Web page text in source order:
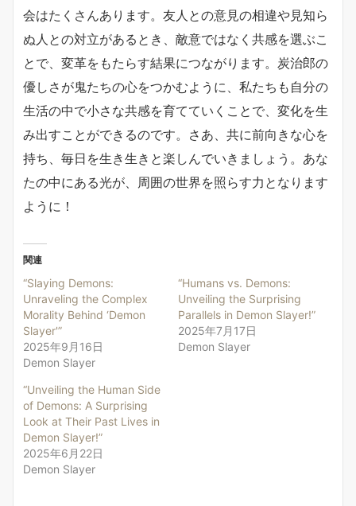
会はたくさんあります。友人との意見の相違や見知ら
ぬ人との対立があるとき、敵意ではなく共感を選ぶこ
とで、変革をもたらす結果につながります。炭治郎の
優しさが鬼たちの心をつかむように、私たちも自分の
生活の中で小さな共感を育てていくことで、変化を生
み出すことができるのです。さあ、共に前向きな心を
持ち、毎日を生き生きと楽しんでいきましょう。あな
たの中にある光が、周囲の世界を照らす力となります
ように！
関連
“Slaying Demons:
Unraveling the Complex
Morality Behind ‘Demon
Slayer'”
2025年9月16日
Demon Slayer
“Humans vs. Demons:
Unveiling the Surprising
Parallels in Demon Slayer!”
2025年7月17日
Demon Slayer
“Unveiling the Human Side
of Demons: A Surprising
Look at Their Past Lives in
Demon Slayer!”
2025年6月22日
Demon Slayer